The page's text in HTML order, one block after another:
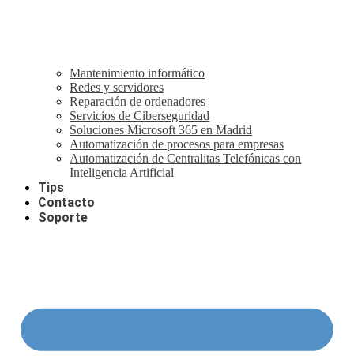
Mantenimiento informático
Redes y servidores
Reparación de ordenadores
Servicios de Ciberseguridad
Soluciones Microsoft 365 en Madrid
Automatización de procesos para empresas
Automatización de Centralitas Telefónicas con
Inteligencia Artificial
Tips
Contacto
Soporte